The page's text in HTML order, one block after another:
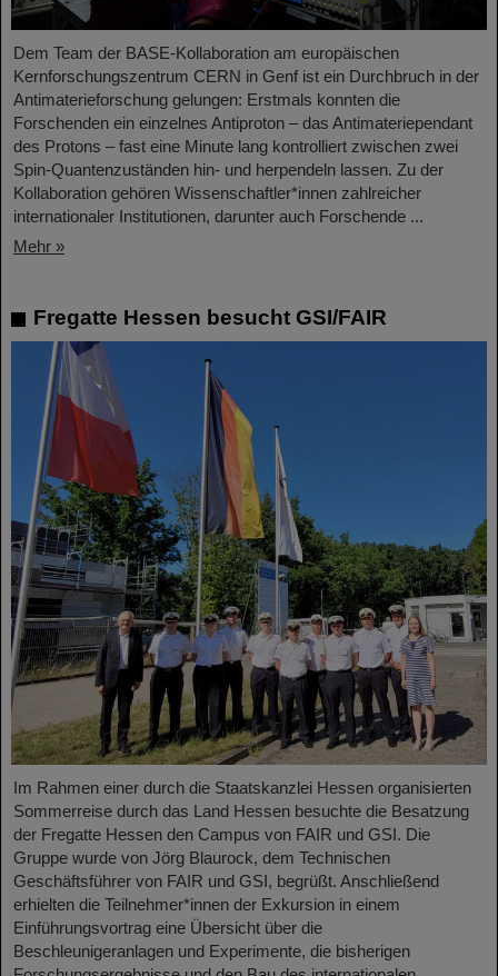
Dem Team der BASE-Kollaboration am europäischen
Kernforschungszentrum CERN in Genf ist ein Durchbruch in der
Antimaterieforschung gelungen: Erstmals konnten die
Forschenden ein einzelnes Antiproton – das Antimateriependant
des Protons – fast eine Minute lang kontrolliert zwischen zwei
Spin-Quantenzuständen hin- und herpendeln lassen. Zu der
Kollaboration gehören Wissenschaftler*innen zahlreicher
internationaler Institutionen, darunter auch Forschende ...
Mehr »
Fregatte Hessen besucht GSI/FAIR
Im Rahmen einer durch die Staatskanzlei Hessen organisierten
Sommerreise durch das Land Hessen besuchte die Besatzung
der Fregatte Hessen den Campus von FAIR und GSI. Die
Gruppe wurde von Jörg Blaurock, dem Technischen
Geschäftsführer von FAIR und GSI, begrüßt. Anschließend
erhielten die Teilnehmer*innen der Exkursion in einem
Einführungsvortrag eine Übersicht über die
Beschleunigeranlagen und Experimente, die bisherigen